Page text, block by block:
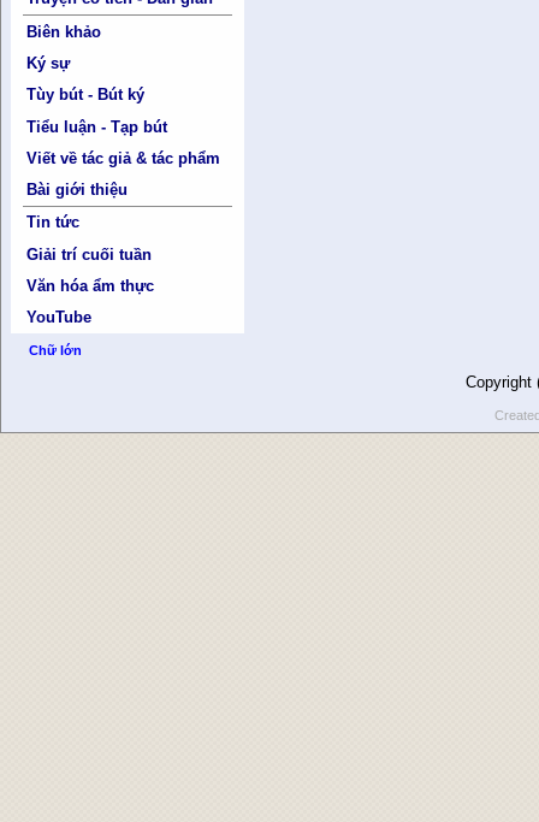
Biên khảo
Ký sự
Tùy bút - Bút ký
Tiểu luận - Tạp bút
Viết về tác giả & tác phẩm
Bài giới thiệu
Tin tức
Giải trí cuối tuần
Văn hóa ẩm thực
YouTube
Chữ lớn
Copyright